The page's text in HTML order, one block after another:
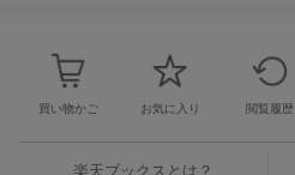
買い物かご お気に入り 閲覧履歴
楽天ブックスとは？